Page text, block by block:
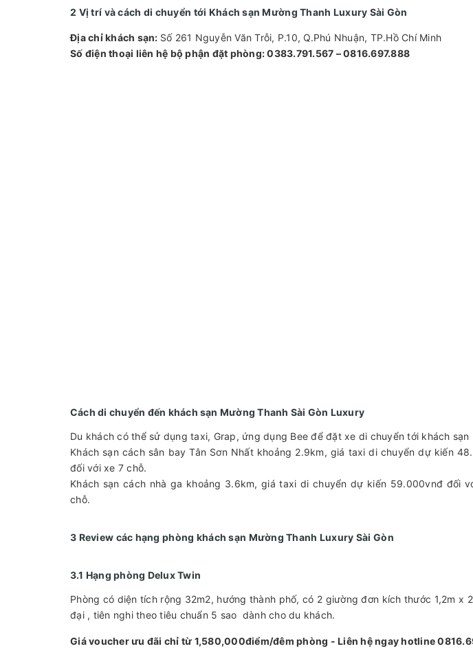
2 Vị trí và cách di chuyển tới Khách sạn Mường Thanh Luxury Sài Gòn
Địa chỉ khách sạn: Số 261 Nguyễn Văn Trỗi, P.10, Q.Phú Nhuận, TP.Hồ Chí Minh
Số điện thoại liên hệ bộ phận đặt phòng: 0383.791.567 – 0816.697.888
Cách di chuyển đến khách sạn Mường Thanh Sài Gòn Luxury
Du khách có thể sử dụng taxi, Grap, ứng dụng Bee để đặt xe di chuyển tới khách sạn
Khách sạn cách sân bay Tân Sơn Nhất khoảng 2.9km, giá taxi di chuyển dự kiến
đối với xe 7 chỗ.
Khách sạn cách nhà ga khoảng 3.6km, giá taxi di chuyển dự kiến 59.000vnđ
chỗ.
3 Review các hạng phòng khách sạn Mường Thanh Luxury Sài Gòn
3.1 Hạng phòng Delux Twin
Phòng có diện tích rộng 32m2, hướng thành phố, có 2 giường đơn kích thước 1,2m x
đại , tiên nghi theo tiêu chuẩn 5 sao dành cho du khách.
Giá voucher ưu đãi chỉ từ 1,580,000điểm/đêm phòng - Liên hệ ngay hotline